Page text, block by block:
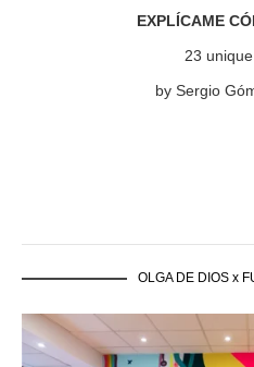
EXPLÍCAME
23
by Sergio
OLGA DE DIOS x